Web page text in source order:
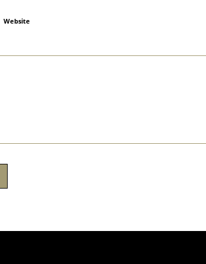
Website